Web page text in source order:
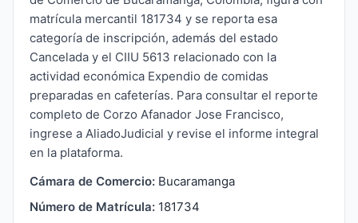
matrícula mercantil 181734 y se reporta esa
categoría de inscripción, además del estado
Cancelada y el CIIU 5613 relacionado con la
actividad económica Expendio de comidas
preparadas en cafeterías. Para consultar el reporte
completo de Corzo Afanador Jose Francisco,
ingrese a AliadoJudicial y revise el informe integral
en la plataforma.
Cámara de Comercio: Bucaramanga
Número de Matrícula: 181734